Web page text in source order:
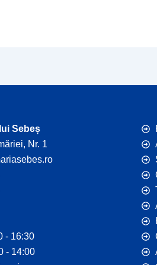
Sebeș
Nr. 1
- 16:30
14:00